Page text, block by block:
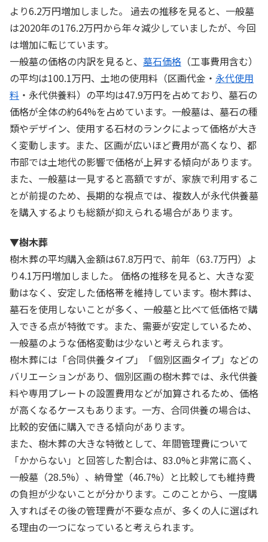
より6.2万円増加しました。 過去の推移を見ると、一般墓
は2020年の176.2万円から年々減少していましたが、今回
は増加に転じています。
一般墓の価格の内訳を見ると、 墓石価格 （工事費用含む）
の平均は100.1万円、土地の使用料（区画代金・ 永代使用
料 ・永代供養料）の平均は47.9万円を占めており、墓石の
価格が全体の約64%を占めています。一般墓は、墓石の種
類やデザイン、使用する石材のランクによって価格が大き
く変動します。また、区画が広いほど費用が高くなり、都
市部では土地代の影響で価格が上昇する傾向があります。
また、一般墓は一見すると高額ですが、家族で利用するこ
とが前提のため、長期的な視点では、複数人が永代供養墓
を購入するよりも総額が抑えられる場合があります。
▼樹木葬
樹木葬の平均購入金額は67.8万円で、前年（63.7万円）よ
り4.1万円増加しました。 価格の推移を見ると、大きな変
動はなく、安定した価格帯を維持しています。樹木葬は、
墓石を使用しないことが多く、一般墓と比べて低価格で購
入できる点が特徴です。また、需要が安定しているため、
一般墓のような価格変動は少ないと考えられます。
樹木葬には「合同供養タイプ」「個別区画タイプ」などの
バリエーションがあり、個別区画の樹木葬では、永代供養
料や専用プレートの設置費用などが加算されるため、価格
が高くなるケースもあります。一方、合同供養の場合は、
比較的安価に購入できる傾向があります。
また、樹木葬の大きな特徴として、年間管理費について
「かからない」と回答した割合は、83.0%と非常に高く、
一般墓（28.5%）、納骨堂（46.7%）と比較しても維持費
の負担が少ないことが分かります。このことから、一度購
入すればその後の管理費が不要な点が、多くの人に選ばれ
る理由の一つになっていると考えられます。